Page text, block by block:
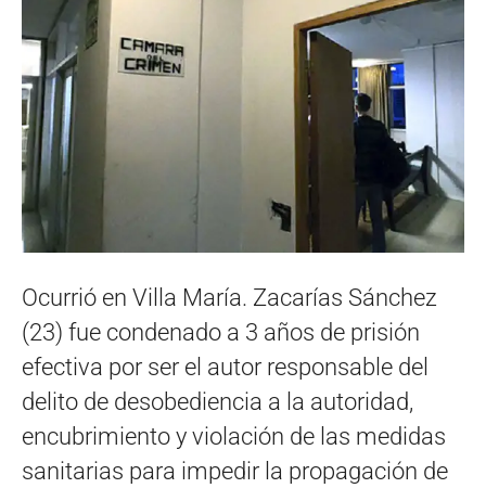
Ocurrió en Villa María. Zacarías Sánchez
(23) fue condenado a 3 años de prisión
efectiva por ser el autor responsable del
delito de desobediencia a la autoridad,
encubrimiento y violación de las medidas
sanitarias para impedir la propagación de